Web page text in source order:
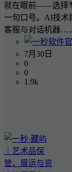
就在眼前——选择
一句口号。AI技术
客服与对话机器
7月30日
0
0
1.9k